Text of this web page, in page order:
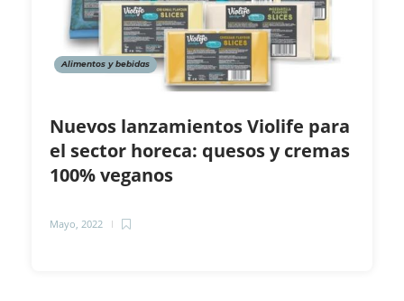
Alimentos y bebidas
Nuevos lanzamientos Violife para
el sector horeca: quesos y cremas
100% veganos
Mayo, 2022